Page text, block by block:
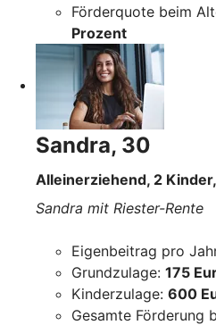
Förderquote beim
Prozent
Sandra, 30
Alleinerziehend, 2
Sandra mit Riester-Rente
Eigenbeitrag pro
Grundzulage: 175
Kinderzulage: 600
Gesamte Förderung